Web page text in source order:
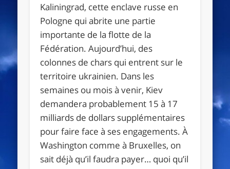
Kaliningrad, cette enclave russe en
Pologne qui abrite une partie
importante de la flotte de la
Fédération. Aujourd’hui, des
colonnes de chars qui entrent sur le
territoire ukrainien. Dans les
semaines ou mois à venir, Kiev
demandera probablement 15 à 17
milliards de dollars supplémentaires
pour faire face à ses engagements. À
Washington comme à Bruxelles, on
sait déjà qu’il faudra payer… quoi qu’il